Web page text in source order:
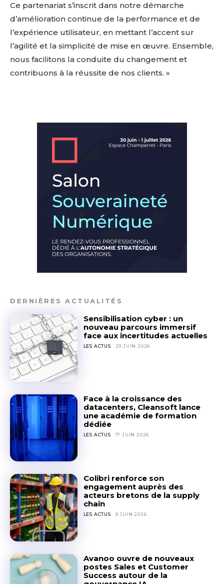
CONTACTEZ-NOUS
Pour toute information ou demande spécifique, l’équipe
vos questions. Que ce soit pour proposer un partenariat,
signaler une information importante, ou devenir
annonceur sur notre site, utilisez le formulaire de contact
CONTACTEZ-NOUS
Pour toute information ou demande spécifique, l’équipe
vos questions. Que ce soit pour proposer un partenariat,
signaler une information importante, ou devenir
annonceur sur notre site, utilisez le formulaire de contact
Ce partenariat s’inscrit dans notre démarche
d’amélioration continue de la performance et de
l’expérience utilisateur, en mettant l’accent sur
l’agilité et la simplicité de mise en œuvre. Ensemble,
nous facilitons la conduite du changement et
contribuons à la réussite de nos clients. »
DERNIÈRES ACTUALITÉS
Sensibilisation cyber : un
nouveau parcours immersif
face aux incertitudes actuelles
LES ACTUS 29 JUIN 2026
Face à la croissance des
datacenters, Cleansoft lance
une académie de formation
dédiée
LES ACTUS 17 JUIN 2026
Colibri renforce son
engagement auprès des
acteurs bretons de la supply
chain
LES ACTUS 8 JUIN 2026
Avanoo ouvre de nouveaux
postes Sales et Customer
Success autour de la